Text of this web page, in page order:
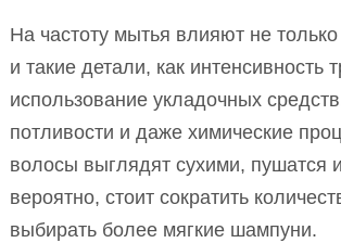
На частоту мытья влияют не
и такие детали, как интенсивность
использование укладочных
потливости и даже химические
волосы выглядят сухими, пушатся
вероятно, стоит сократить
выбирать более мягкие шампуни.